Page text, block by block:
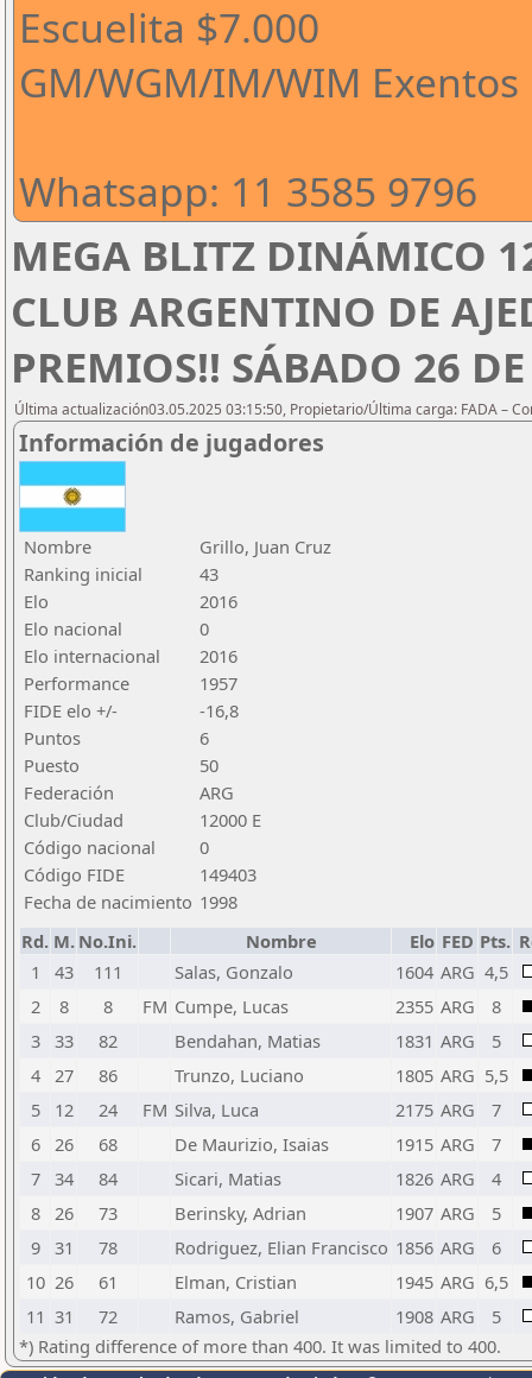
Escuelita $7.000
GM/WGM/IM/WIM Exentos
Whatsapp: 11 3585 9796
MEGA BLITZ DINÁMICO
CLUB ARGENTINO DE
PREMIOS!! SÁBADO 26
Última actualización03.05.2025 03:15:50, Propietario/Última carga: FADA –
Información de jugadores
Nombre
Grillo, Juan Cruz
Ranking inicial
43
Elo
2016
Elo nacional
0
Elo internacional
2016
Performance
1957
FIDE elo +/-
-16,8
Puntos
6
Puesto
50
Federación
ARG
Club/Ciudad
12000 E
Código nacional
0
Código FIDE
149403
Fecha de nacimiento 1998
Rd. M. No.Ini. Nombre Elo FED Pts.
1
43 111 Salas, Gonzalo 1604 ARG 4,5
2
8 8 FM Cumpe, Lucas 2355 ARG
8
3 33 82 Bendahan, Matias 1831 ARG
5
4 27 86 Trunzo, Luciano 1805 ARG 5,5
5
12 24 FM Silva, Luca 2175 ARG
7
6 26 68 De Maurizio, Isaias 1915 ARG
7
7 34 84 Sicari, Matias 1826 ARG
4
8 26 73 Berinsky, Adrian 1907 ARG
5
9 31 78 Rodriguez, Elian Francisco 1856 ARG
6
10 26 61 Elman, Cristian 1945 ARG 6,5
11 31 72 Ramos, Gabriel 1908 ARG
5
*) Rating difference of more than 400. It was limited to 400.